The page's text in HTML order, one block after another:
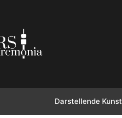
Darstellende Kunst